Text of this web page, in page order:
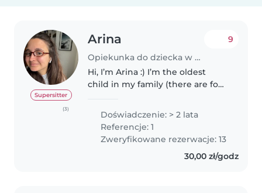
Supersitter
(3)
Arina
Opiekunka do dziecka w Gdańsk
9
Hi, I’m Arina :) I’m the oldest
child in my family (there are four
among my parents’ friends, so I
started taking on babysitting
duties when I was..
Doświadczenie: > 2 lata
Referencje: 1
Zweryfikowane rezerwacje: 13
30,00 zł/godz